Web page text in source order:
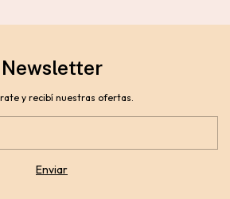
Newsletter
y recibí nuestras ofertas.